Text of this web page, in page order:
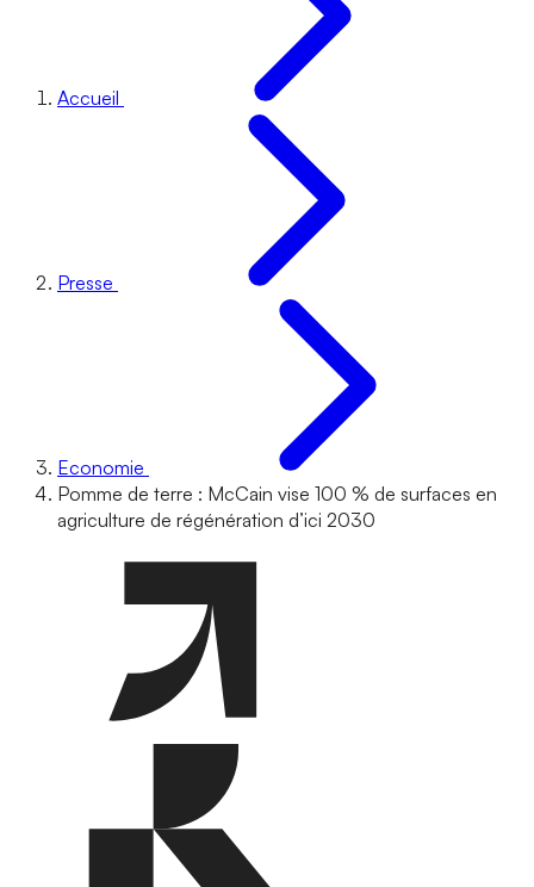
Accueil
Presse
Economie
Pomme de terre : McCain vise 100 % de surfaces en
agriculture de régénération d’ici 2030